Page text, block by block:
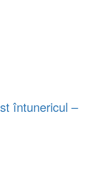
întunericul –